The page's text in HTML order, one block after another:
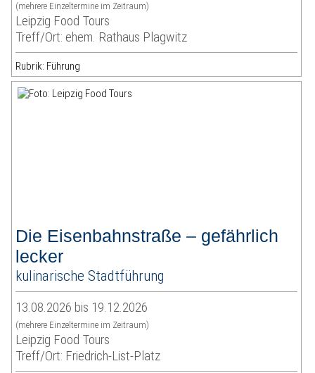
(mehrere Einzeltermine im Zeitraum)
Leipzig Food Tours
Treff/Ort: ehem. Rathaus Plagwitz
Rubrik: Führung
Die Eisenbahnstraße – gefährlich
lecker
kulinarische Stadtführung
13.08.2026 bis 19.12.2026
(mehrere Einzeltermine im Zeitraum)
Leipzig Food Tours
Treff/Ort: Friedrich-List-Platz